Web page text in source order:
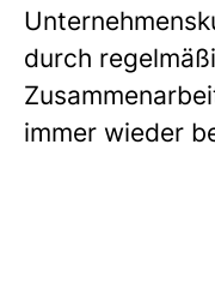
durch
immer wieder